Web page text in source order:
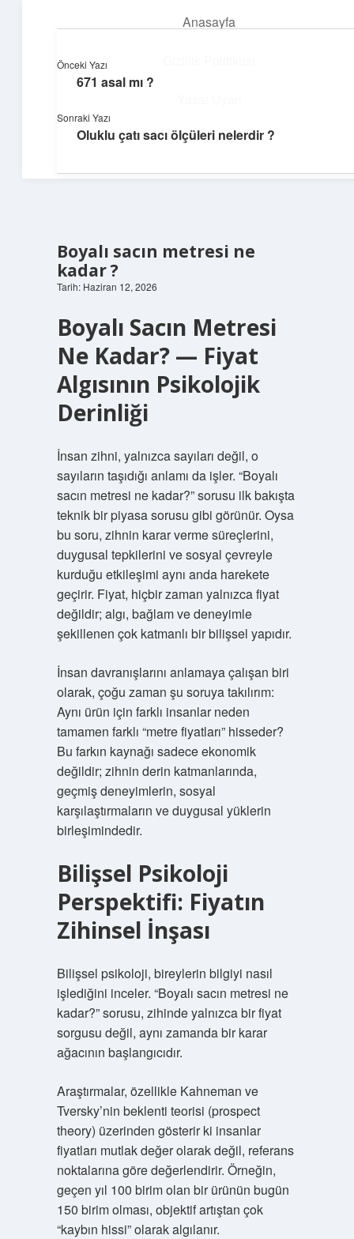
Anasayfa
Hakkımızda
Farklı bakış açılarıyla hayatı gör.
Boyalı sacın metresi ne
kadar ?
Tarih: Haziran 12, 2026
Boyalı Sacın Metresi
Ne Kadar? — Fiyat
Algısının Psikolojik
Derinliği
İnsan zihni, yalnızca sayıları değil, o
sayıların taşıdığı anlamı da işler. “Boyalı
sacın metresi ne kadar?” sorusu ilk bakışta
teknik bir piyasa sorusu gibi görünür. Oysa
bu soru, zihnin karar verme süreçlerini,
duygusal tepkilerini ve sosyal çevreyle
kurduğu etkileşimi aynı anda harekete
geçirir. Fiyat, hiçbir zaman yalnızca fiyat
değildir; algı, bağlam ve deneyimle
şekillenen çok katmanlı bir bilişsel yapıdır.
İnsan davranışlarını anlamaya çalışan biri
olarak, çoğu zaman şu soruya takılırım:
Aynı ürün için farklı insanlar neden
tamamen farklı “metre fiyatları” hisseder?
Bu farkın kaynağı sadece ekonomik
değildir; zihnin derin katmanlarında,
geçmiş deneyimlerin, sosyal
karşılaştırmaların ve duygusal yüklerin
birleşimindedir.
Bilişsel Psikoloji
Perspektifi: Fiyatın
Zihinsel İnşası
Bilişsel psikoloji, bireylerin bilgiyi nasıl
işlediğini inceler. “Boyalı sacın metresi ne
kadar?” sorusu, zihinde yalnızca bir fiyat
sorgusu değil, aynı zamanda bir karar
ağacının başlangıcıdır.
Araştırmalar, özellikle Kahneman ve
Tversky’nin beklenti teorisi (prospect
theory) üzerinden gösterir ki insanlar
fiyatları mutlak değer olarak değil, referans
noktalarına göre değerlendirir. Örneğin,
geçen yıl 100 birim olan bir ürünün bugün
150 birim olması, objektif artıştan çok
“kaybın hissi” olarak algılanır.
Önceki Yazı
671 asal mı ?
Sonraki Yazı
Oluklu çatı sacı ölçüleri nelerdir ?